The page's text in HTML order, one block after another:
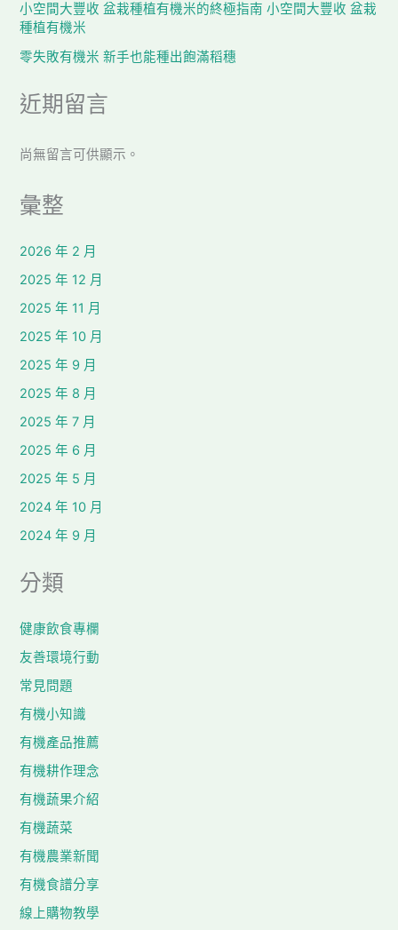
小空間大豐收 盆栽種植有機米的終極指南 小空間大豐收 盆栽
種植有機米
零失敗有機米 新手也能種出飽滿稻穗
近期留言
尚無留言可供顯示。
彙整
2026 年 2 月
2025 年 12 月
2025 年 11 月
2025 年 10 月
2025 年 9 月
2025 年 8 月
2025 年 7 月
2025 年 6 月
2025 年 5 月
2024 年 10 月
2024 年 9 月
分類
健康飲食專欄
友善環境行動
常見問題
有機小知識
有機產品推薦
有機耕作理念
有機蔬果介紹
有機蔬菜
有機農業新聞
有機食譜分享
線上購物教學